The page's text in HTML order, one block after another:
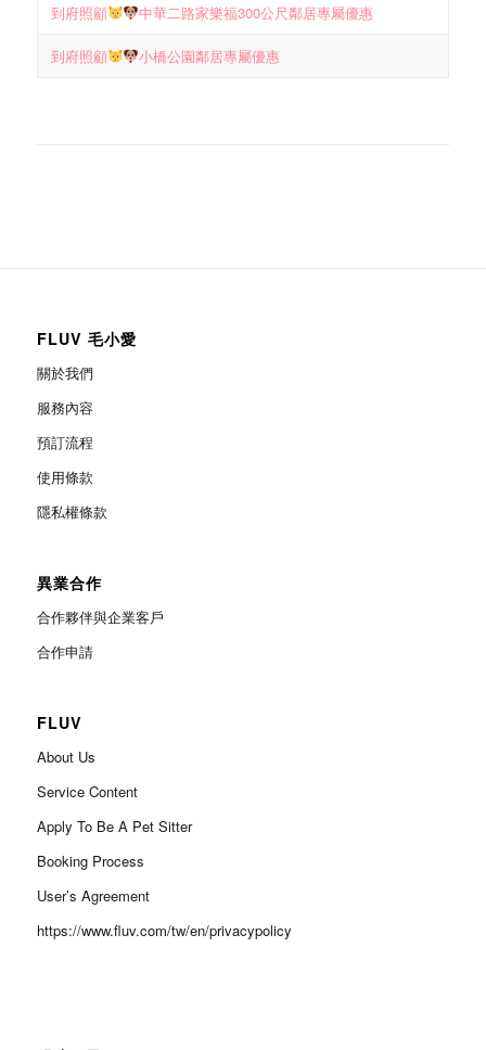
到府照顧 中華二路家樂福300公尺鄰居專屬優惠
到府照顧 小橋公園鄰居專屬優惠
FLUV 毛小愛
關於我們
服務內容
預訂流程
使用條款
隱私權條款
異業合作
合作夥伴與企業客戶
合作申請
FLUV
About Us
Service Content
Apply To Be A Pet Sitter
Booking Process
User’s Agreement
https://www.fluv.com/tw/en/privacypolicy